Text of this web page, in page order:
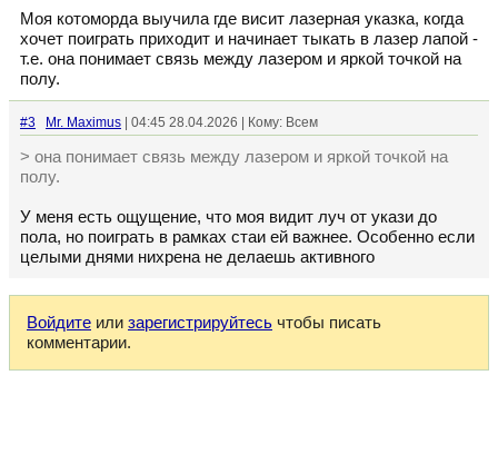
Моя котоморда выучила где висит лазерная указка, когда
хочет поиграть приходит и начинает тыкать в лазер лапой -
т.е. она понимает связь между лазером и яркой точкой на
полу.
#3 Mr. Maximus | 04:45 28.04.2026 | Кому: Всем
> она понимает связь между лазером и яркой точкой на
полу.
У меня есть ощущение, что моя видит луч от укази до
пола, но поиграть в рамках стаи ей важнее. Особенно если
целыми днями нихрена не делаешь активного
Войдите или зарегистрируйтесь чтобы писать
комментарии.